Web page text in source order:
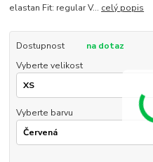
elastan Fit: regular V... celý popis
Dostupnost
na dotaz
Vyberte velikost
Vyberte barvu